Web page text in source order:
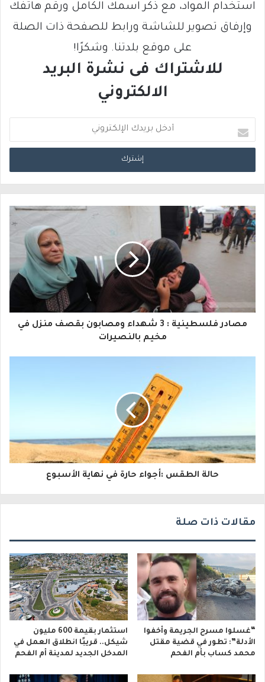
استخدام المواد، مع ذكر اسمك الكامل ورقم هاتفك
وإرفاق تصوير للشاشة ورابط للصفحة ذات الصلة
على موقع بلدتنا. وشكرًا!
للاشتراك فى نشرة البريد
الالكتروني
د
خ
ب
ر
ا
إ
ر
و
مصادر فلسطينية : 3 شهداء ومصابون بقصف منزل في
مخيم بالنصيرات
حالة الطقس :أجواء حارة في نهاية الأسبوع
مقالات ذات صلة
“غسلوا مسرح الجريمة وأخفوا
الأدلة”: تطور في قضية مقتل
محمد كساب بأم الفحم
استثمار بقيمة 600 مليون
شيكل.. قريبًا انطلاق العمل في
المدخل الجديد لمدينة أم الفحم